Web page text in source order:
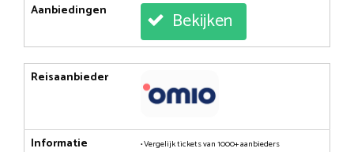
Aanbiedingen
Bekijken
Reisaanbieder
Informatie
• Vergelijk tickets van 1000+ aanbieders